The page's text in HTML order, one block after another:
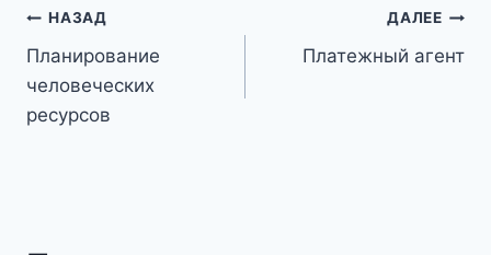
Навигация
по
записям
НАЗАД
Планирование
человеческих
ресурсов
ДАЛЕЕ
Платежный агент